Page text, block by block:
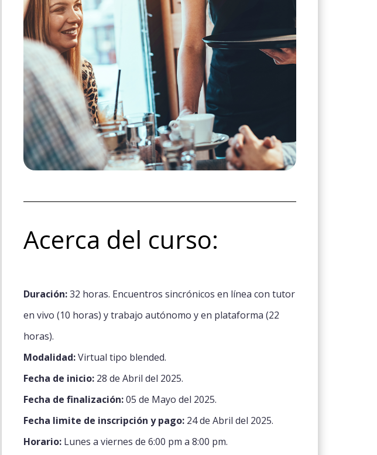
Acerca del curso:
Duración:32 horas. Encuentros sincrónicos en línea con tutor
en vivo (10 horas) y trabajo autónomo y en plataforma (22
horas).
Modalidad:Virtual tipo blended.
Fecha de inicio: 28 de Abril del 2025.
Fecha de finalización:05 de Mayo del 2025.
Fecha limite de inscripción y pago: 24 de Abril del 2025.
Horario: Lunes a viernes de 6:00 pm a 8:00 pm.